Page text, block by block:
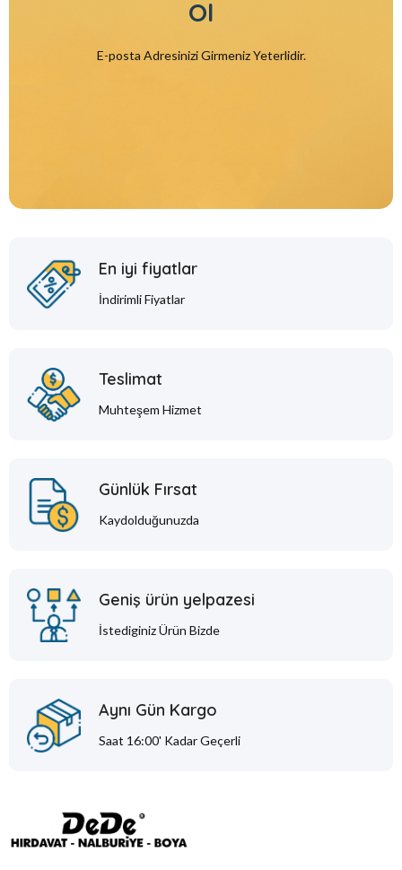
Ol
E-posta Adresinizi Girmeniz Yeterlidir.
En iyi fiyatlar
İndirimli Fiyatlar
Teslimat
Muhteşem Hizmet
Günlük Fırsat
Kaydolduğunuzda
Geniş ürün yelpazesi
İstediginiz Ürün Bizde
Aynı Gün Kargo
Saat 16:00' Kadar Geçerli